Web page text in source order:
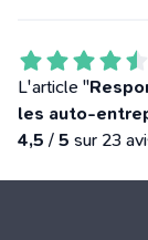
L'article "
les auto-
4,5 / 5 sur 23